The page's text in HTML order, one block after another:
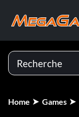
Home Games